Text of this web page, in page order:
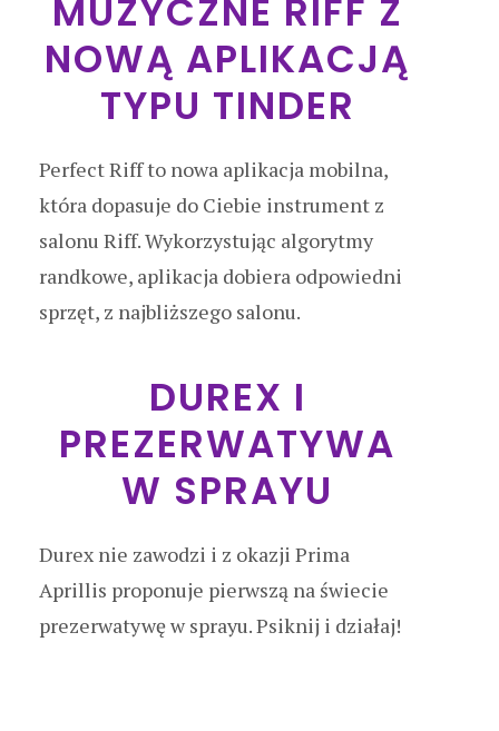
MUZYCZNE RIFF Z
NOWĄ APLIKACJĄ
TYPU TINDER
Perfect Riff to nowa aplikacja mobilna,
która dopasuje do Ciebie instrument z
salonu Riff. Wykorzystując algorytmy
randkowe, aplikacja dobiera odpowiedni
sprzęt, z najbliższego salonu.
DUREX I
PREZERWATYWA
W SPRAYU
Durex nie zawodzi i z okazji Prima
Aprillis proponuje pierwszą na świecie
prezerwatywę w sprayu. Psiknij i działaj!